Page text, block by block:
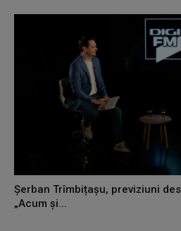
Șerban Trîmbițașu, previziuni
„Acum și...